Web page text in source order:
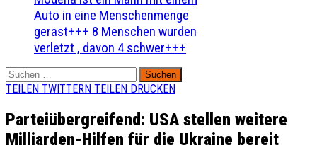
Auto in eine Menschenmenge
gerast+++ 8 Menschen wurden
verletzt , davon 4 schwer+++
Suchen
nach:
TEILEN TWITTERN TEILEN DRUCKEN
Parteiübergreifend: USA stellen weitere
Milliarden-Hilfen für die Ukraine bereit